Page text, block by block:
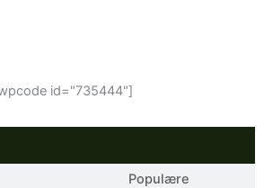
id="735444"]
Populære